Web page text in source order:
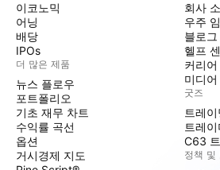
이코노믹
어닝
배당
IPOs
더 많은 제품
뉴스 플로우
포트폴리오
기초 재무 차트
수익률 곡선
옵션
거시경제 지도
회사
우주
블로그
헬프
커리어
미디어
굿즈
트레
트레
C63
정책 및